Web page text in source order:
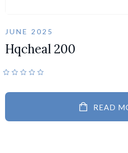
JUNE 2025
Hqcheal 200
READ